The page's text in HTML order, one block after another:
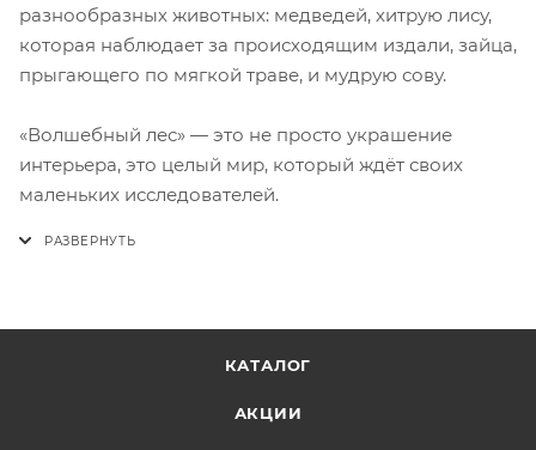
разнообразных животных: медведей, хитрую лису,
которая наблюдает за происходящим издали, зайца,
прыгающего по мягкой траве, и мудрую сову.
«Волшебный лес» — это не просто украшение
интерьера, это целый мир, который ждёт своих
маленьких исследователей.
КАТАЛОГ
АКЦИИ